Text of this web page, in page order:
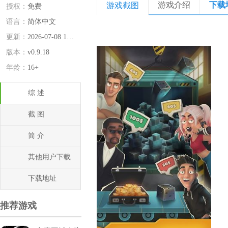
授权： 免费
语言： 简体中文
更新：
2026-07-08 14:52:12
版本： v0.9.18
年龄： 16+
综 述
截 图
简 介
其他用户下载
下载地址
推荐游戏
游戏截图 游戏介绍 下载